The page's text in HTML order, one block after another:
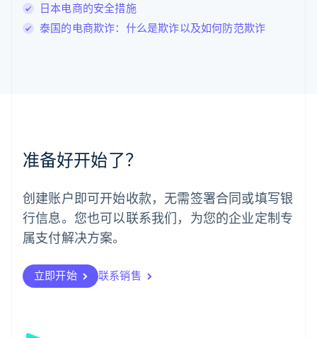
日本电商的安全措施
泰国的电商欺诈：什么是欺诈以及如何防范欺诈
准备好开始了？
创建账户即可开始收款，无需签署合同或填写银
行信息。您也可以联系我们，为您的企业定制专
属支付解决方案。
立即开始 联系销售
罗马尼亚
English
挪威
葡萄牙
Português English
日本
日本語English
瑞典
瑞士
DeutschFrançais